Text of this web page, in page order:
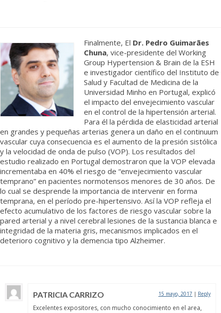
Finalmente, El Dr. Pedro Guimarães
Chuna, vice-presidente del Working
Group Hypertension & Brain de la ESH
e investigador científico del Instituto de
Salud y Facultad de Medicina de la
Universidad Minho en Portugal, explicó
el impacto del envejecimiento vascular
en el control de la hipertensión arterial.
Para él la pérdida de elasticidad arterial
en grandes y pequeñas arterias genera un daño en el continuum
vascular cuya consecuencia es el aumento de la presión sistólica
y la velocidad de onda de pulso (VOP). Los resultados del
estudio realizado en Portugal demostraron que la VOP elevada
incrementaba en 40% el riesgo de “envejecimiento vascular
temprano” en pacientes normotensos menores de 30 años. De
lo cual se desprende la importancia de intervenir en forma
temprana, en el período pre-hipertensivo. Así la VOP refleja el
efecto acumulativo de los factores de riesgo vascular sobre la
pared arterial y a nivel cerebral lesiones de la sustancia blanca e
integridad de la materia gris, mecanismos implicados en el
deterioro cognitivo y la demencia tipo Alzheimer.
PATRICIA CARRIZO 15 mayo, 2017 | Reply
Excelentes expositores, con mucho conocimiento en el area,